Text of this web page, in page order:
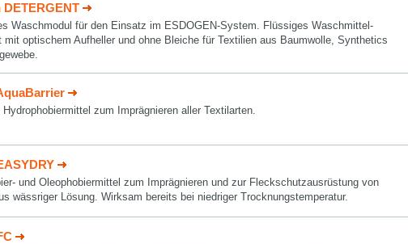
DETERGENT
Waschmodul für den Einsatz im ESDOGEN-System. Flüssiges Waschmittel-
mit optischem Aufheller und ohne Bleiche für Textilien aus Baumwolle, Synthetics
Hydrophobiermittel zum Imprägnieren aller Textilarten.
und Oleophobiermittel zum Imprägnieren und zur Fleckschutzausrüstung von
wässriger Lösung. Wirksam bereits bei niedriger Trocknungstemperatur.